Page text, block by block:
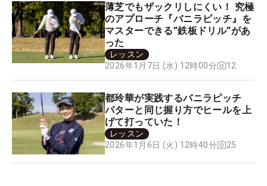
薄芝でもザックリしにくい！ 究極
のアプローチ『バニラピッチ』を
マスターできる”鉄板ドリル”があ
った
レッスン
2026年1月7日 (水) 12時00分
12
都玲華が実践するバニラピッチ
パターと同じ握り方でヒールを上
げて打っていた！
レッスン
2026年1月6日 (火) 12時40分
25